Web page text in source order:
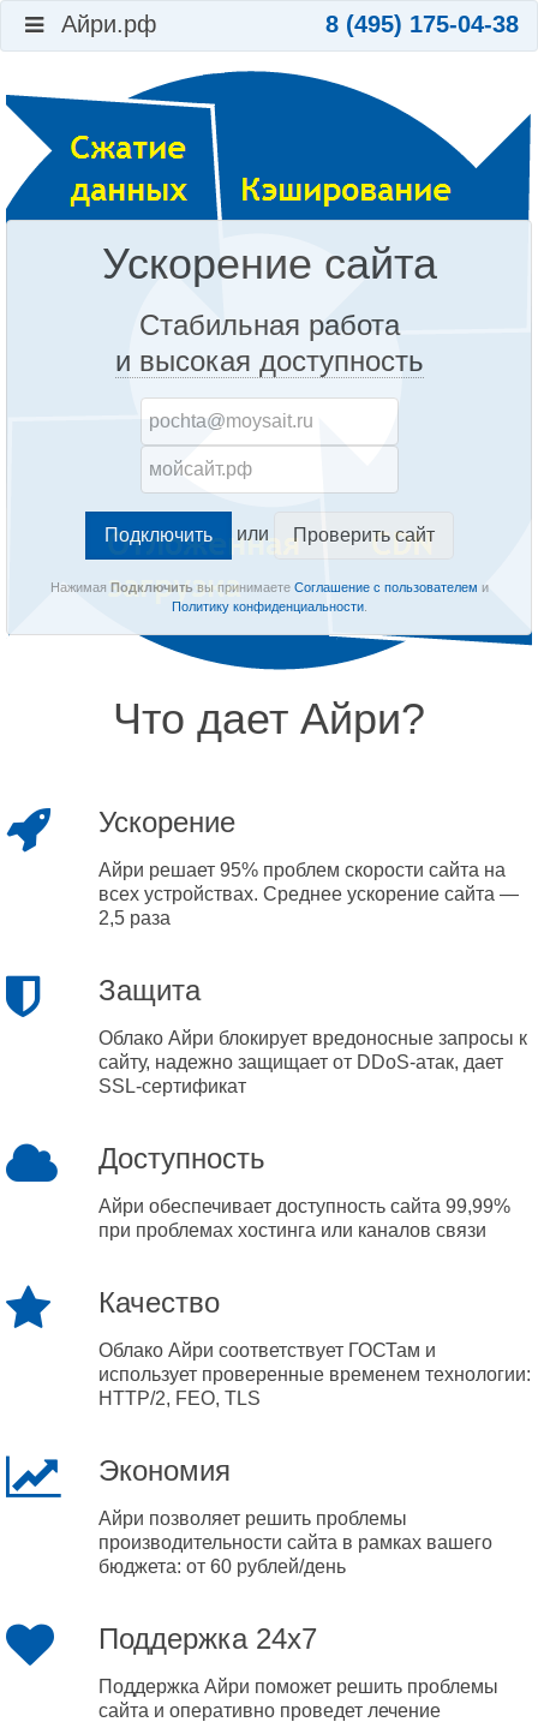
Айри.рф 8 (495) 175-04-38
Ускорение сайта
Стабильная работа
и высокая доступность
или Проверить сайт
Нажимая Подключитьвы принимаете Соглашение с пользователем и
Политику конфиденциальности.
Что дает Айри?
Ускорение
Айри решает 95% проблем скорости сайта на
всех устройствах. Среднее ускорение сайта —
2,5 раза
Защита
Облако Айри блокирует вредоносные запросы к
сайту, надежно защищает от DDoS-атак, дает
SSL-сертификат
Доступность
Айри обеспечивает доступность сайта 99,99%
при проблемах хостинга или каналов связи
Качество
Облако Айри соответствует ГОСТам и
использует проверенные временем технологии:
HTTP/2, FEO, TLS
Экономия
Айри позволяет решить проблемы
производительности сайта в рамках вашего
бюджета: от 60 рублей/день
Поддержка 24x7
Поддержка Айри поможет решить проблемы
сайта и оперативно проведет лечение